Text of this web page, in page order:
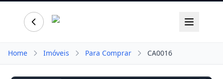
Home Imóveis Para Comprar CA0016